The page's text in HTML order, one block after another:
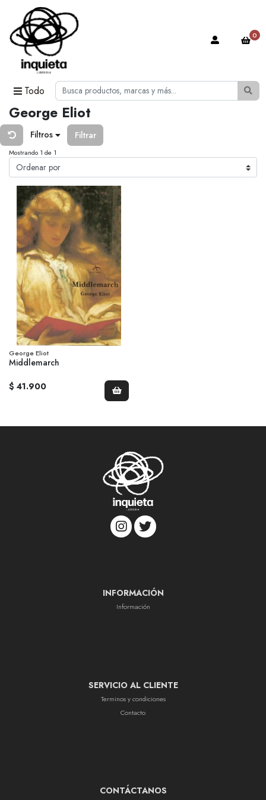
Todo
0
George Eliot
Filtros Filtrar
Mostrando 1 de 1
George Eliot
Middlemarch
$ 41.900
INFORMACIÓN
Información
SERVICIO AL CLIENTE
Terminos y condiciones
Contacto
CONTÁCTANOS